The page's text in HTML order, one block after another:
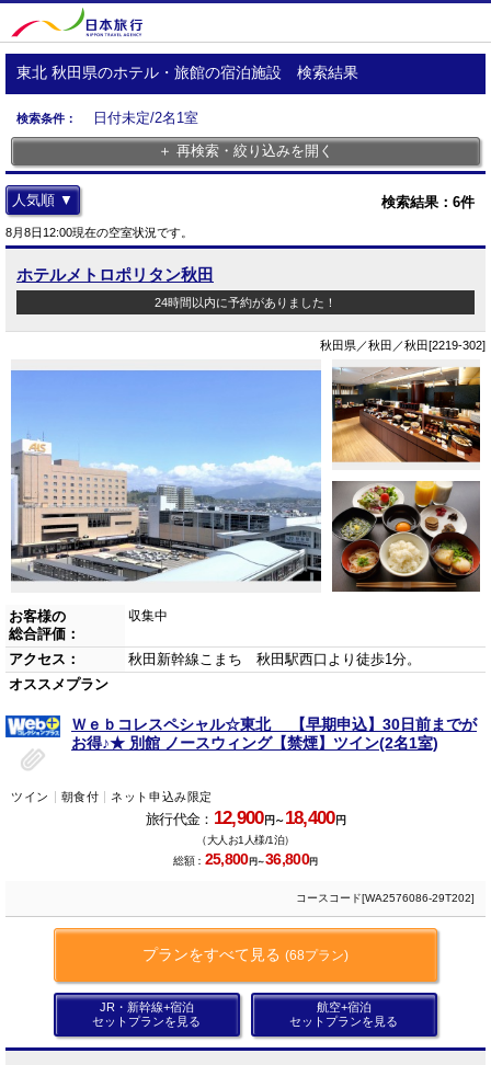
東北 秋田県のホテル・旅館の宿泊施設 検索結果
検索条件：
日付未定/2名1室
＋ 再検索・絞り込みを開く
検索結果： 6件
人気順 ▼
8月8日12:00現在の空室状況です。
ホテルメトロポリタン秋田
24時間以内に予約がありました！
秋田県／秋田／秋田[2219-302]
お客様の
総合評価：
収集中
アクセス：
秋田新幹線こまち 秋田駅西口より徒歩1分。
オススメプラン
Ｗｅｂコレスペシャル☆東北 【早期申込】30日前までが
お得♪★ 別館 ノースウィング【禁煙】ツイン(2名1室)
ツイン 朝食付 ネット申込み限定
旅行代金： 12,900円～18,400円
（大人お1人様/1泊）
総額： 25,800円～36,800円
コースコード[WA2576086-29T202]
プランをすべて見る (68プラン)
JR・新幹線+宿泊
セットプランを見る
航空+宿泊
セットプランを見る